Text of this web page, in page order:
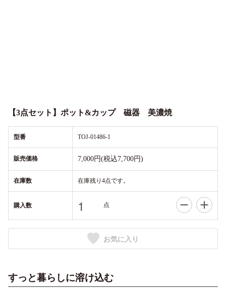
【3点セット】ポット&カップ 磁器 美濃焼
型番 TOJ-01486-1
販売価格 7,000円(税込7,700円)
在庫数 在庫残り4点です。
購入数 点
お気に入り
すっと暮らしに溶け込む